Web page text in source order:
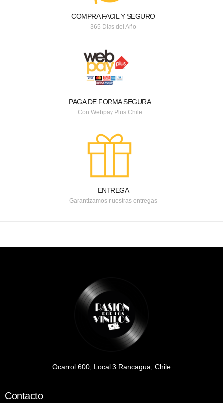
COMPRA FACIL Y SEGURO
365 Dias del Año
PAGA DE FORMA SEGURA
Con Webpay Plus Chile
ENTREGA
Garantizamos nuestras entregas
Ocarrol 600, Local 3 Rancagua, Chile
Contacto